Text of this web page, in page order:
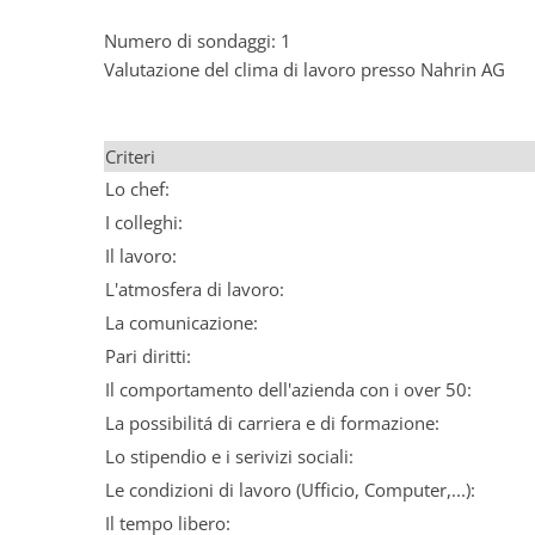
Numero di sondaggi: 1
Valutazione del clima di lavoro presso Nahrin AG
Criteri
Lo chef:
I colleghi:
Il lavoro:
L'atmosfera di lavoro:
La comunicazione:
Pari diritti:
Il comportamento dell'azienda con i over 50:
La possibilitá di carriera e di formazione:
Lo stipendio e i serivizi sociali:
Le condizioni di lavoro (Ufficio, Computer,...):
Il tempo libero: